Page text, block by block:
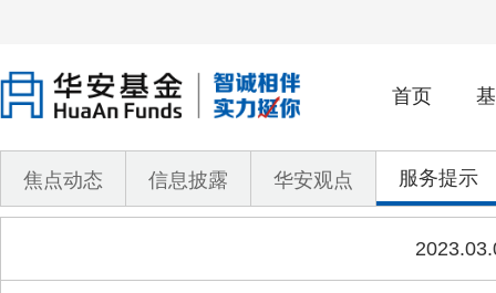
首页
焦点动态 信息披露 华安观点 服务提示